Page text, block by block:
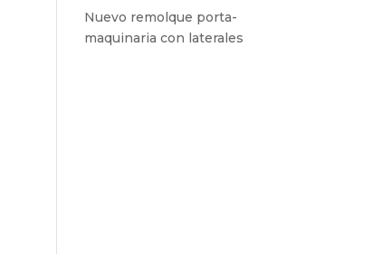
Nuevo remolque porta-
maquinaria con laterales